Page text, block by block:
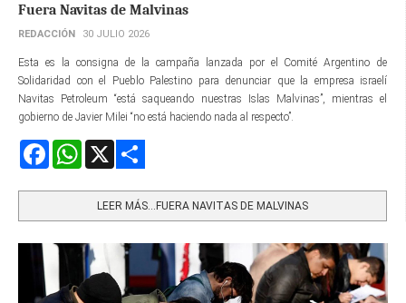
Fuera Navitas de Malvinas
REDACCIÓN 30 JULIO 2026
Esta es la consigna de la campaña lanzada por el Comité Argentino de
Solidaridad con el Pueblo Palestino para denunciar que la empresa israelí
Navitas Petroleum “está saqueando nuestras Islas Malvinas”, mientras el
gobierno de Javier Milei “no está haciendo nada al respecto”.
FacebookWhatsApp
LEER MÁS…FUERA NAVITAS DE MALVINAS